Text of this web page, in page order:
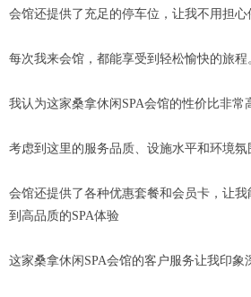
会馆还提供了充足的停车位，让我不用担心
每次我来会馆，都能享受到轻松愉快的旅程
我认为这家桑拿休闲SPA会馆的性价比非常
考虑到这里的服务品质、设施水平和环境
会馆还提供了各种优惠套餐和会员卡，让
到高品质的SPA体验
这家桑拿休闲SPA会馆的客户服务让我印象